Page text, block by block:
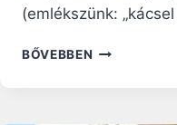
(emlékszünk:
BŐVEBBEN KINEK